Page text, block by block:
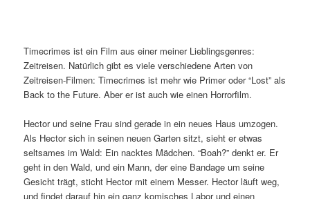
Timecrimes ist ein Film aus einer meiner Lieblingsgenres:
Zeitreisen. Natürlich gibt es viele verschiedene Arten von
Zeitreisen-Filmen: Timecrimes ist mehr wie Primer oder “Lost” als
Back to the Future. Aber er ist auch wie einen Horrorfilm.
Hector und seine Frau sind gerade in ein neues Haus umzogen.
Als Hector sich in seinen neuen Garten sitzt, sieht er etwas
seltsames im Wald: Ein nacktes Mädchen. “Boah?” denkt er. Er
geht in den Wald, und ein Mann, der eine Bandage um seine
Gesicht trägt, sticht Hector mit einem Messer. Hector läuft weg,
und findet darauf hin ein ganz komisches Labor und einen